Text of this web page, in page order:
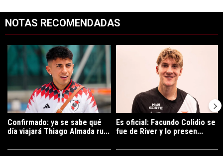
NOTAS RECOMENDADAS
Un artículo de tendencia con el título "Confirmado: ya se sabe qué
Confirmado: ya se sabe qué
día viajará Thiago Almada ru...
Un artículo de tendencia con el
Es oficial: Facundo Colidio se
fue de River y lo presen...